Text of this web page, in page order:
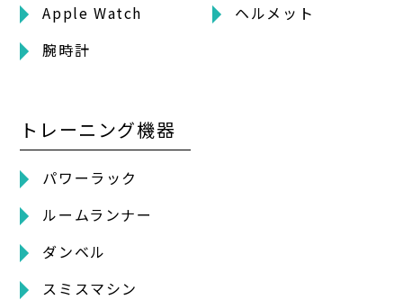
Apple Watch
腕時計
ヘルメット
トレーニング機器
パワーラック
ルームランナー
ダンベル
スミスマシン